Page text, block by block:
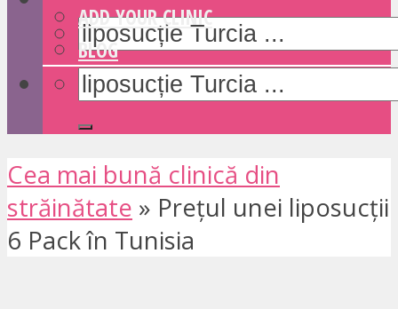
ADD YOUR CLINIC
BLOG
Cea mai bună clinică din
străinătate » Prețul unei liposucții
6 Pack în Tunisia